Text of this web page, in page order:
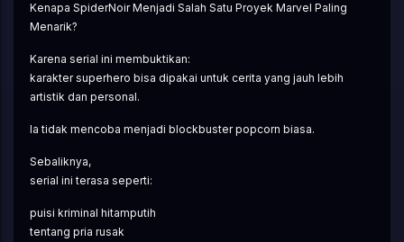
Kenapa SpiderNoir Menjadi Salah Satu Proyek Marvel Paling
Menarik?
Karena serial ini membuktikan:
karakter superhero bisa dipakai untuk cerita yang jauh lebih
artistik dan personal.
Ia tidak mencoba menjadi blockbuster popcorn biasa.
Sebaliknya,
serial ini terasa seperti:
puisi kriminal hitamputih
tentang pria rusak